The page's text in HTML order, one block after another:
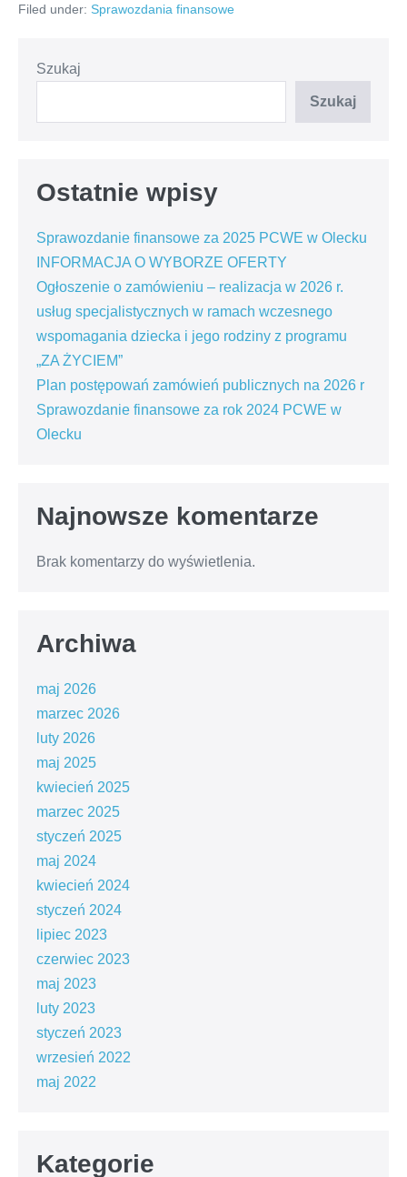
w
rok
Filed under: Sprawozdania finansowe
Szukaj
Szukaj
Ostatnie wpisy
Sprawozdanie finansowe za 2025 PCWE w Olecku
INFORMACJA O WYBORZE OFERTY
Ogłoszenie o zamówieniu – realizacja w 2026 r.
usług specjalistycznych w ramach wczesnego
wspomagania dziecka i jego rodziny z programu
„ZA ŻYCIEM”
Plan postępowań zamówień publicznych na 2026 r
Sprawozdanie finansowe za rok 2024 PCWE w
Olecku
Najnowsze komentarze
Brak komentarzy do wyświetlenia.
Archiwa
maj 2026
marzec 2026
luty 2026
maj 2025
kwiecień 2025
marzec 2025
styczeń 2025
maj 2024
kwiecień 2024
styczeń 2024
lipiec 2023
czerwiec 2023
maj 2023
luty 2023
styczeń 2023
wrzesień 2022
maj 2022
Kategorie